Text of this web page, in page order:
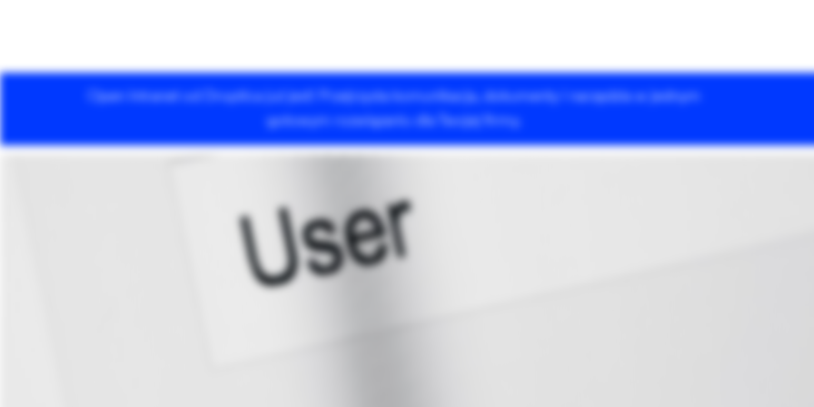
Open Intranet od Droptica już jest! Przejrzysta komunikacja, dokumenty i narzędzia w jednym
gotowym rozwiązaniu dla Twojej firmy.
Usługi Drupala Rozwiązania Drupala